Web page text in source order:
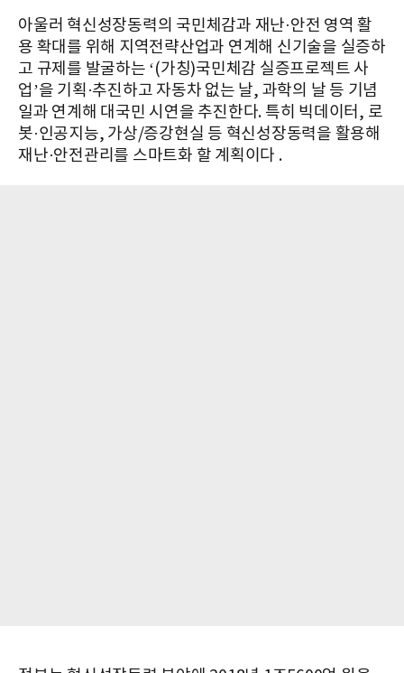
아울러 혁신성장동력의 국민체감과 재난·안전 영역 활
용 확대를 위해 지역전략산업과 연계해 신기술을 실증하
고 규제를 발굴하는 ‘(가칭)국민체감 실증프로젝트 사
업’을 기획·추진하고 자동차 없는 날, 과학의 날 등 기념
일과 연계해 대국민 시연을 추진한다. 특히 빅데이터, 로
봇·인공지능, 가상/증강현실 등 혁신성장동력을 활용해
재난·안전관리를 스마트화 할 계획이다 .